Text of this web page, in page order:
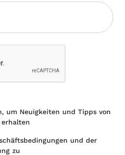
um Neuigkeiten und Tipps von
erhalten
und der
zu